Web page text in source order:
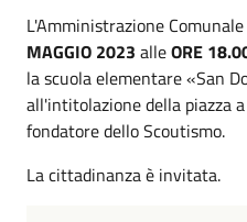
L'Amministrazione
MAGGIO 2023 alleORE
la scuola elementare «San
all'intitolazione della piazza
fondatore dello Scoutismo.
La cittadinanza è invitata.